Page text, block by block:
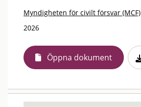
Myndigheten för civilt försvar (MCF)
2026
Öppna dokument